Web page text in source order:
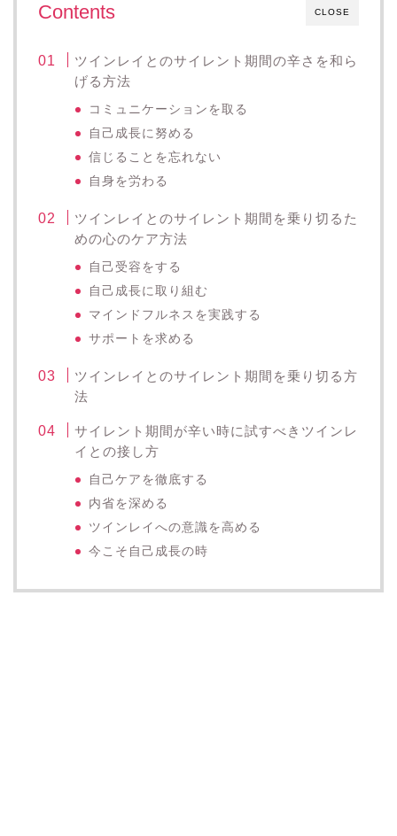
CLOSE
Contents
ツインレイとのサイレント期間の辛さを和ら
げる方法
コミュニケーションを取る
自己成長に努める
信じることを忘れない
自身を労わる
ツインレイとのサイレント期間を乗り切るた
めの心のケア方法
自己受容をする
自己成長に取り組む
マインドフルネスを実践する
サポートを求める
ツインレイとのサイレント期間を乗り切る方
法
サイレント期間が辛い時に試すべきツインレ
イとの接し方
自己ケアを徹底する
内省を深める
ツインレイへの意識を高める
今こそ自己成長の時